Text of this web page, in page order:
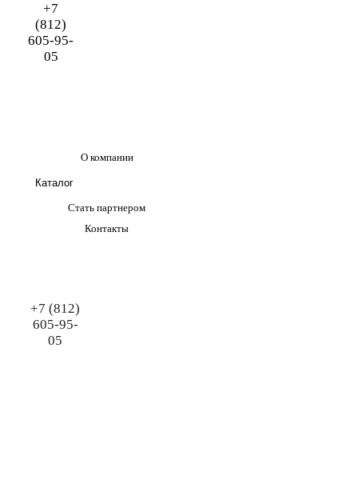
+7
(812)
605-95-
05
О компании
Каталог
Стать партнером
Контакты
+7 (812)
605-95-
05